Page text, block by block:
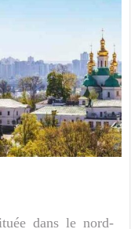
dans le nord-